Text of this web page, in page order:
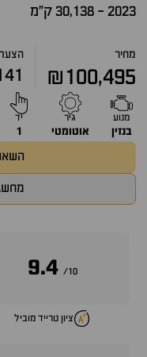
2023
- 30,138 ק״מ
מחיר
₪100,495
מנוע
בנזין
גיר
אוטומטי
יד
1
10/
9.4
ציון טרייד מוביל